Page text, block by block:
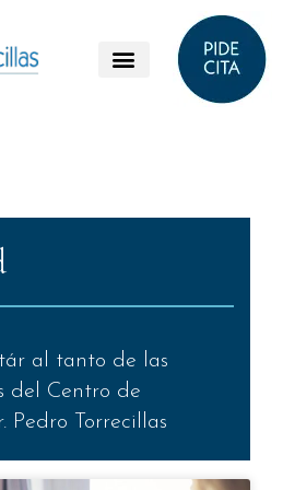
al tanto de las
del Centro de
Pedro Torrecillas